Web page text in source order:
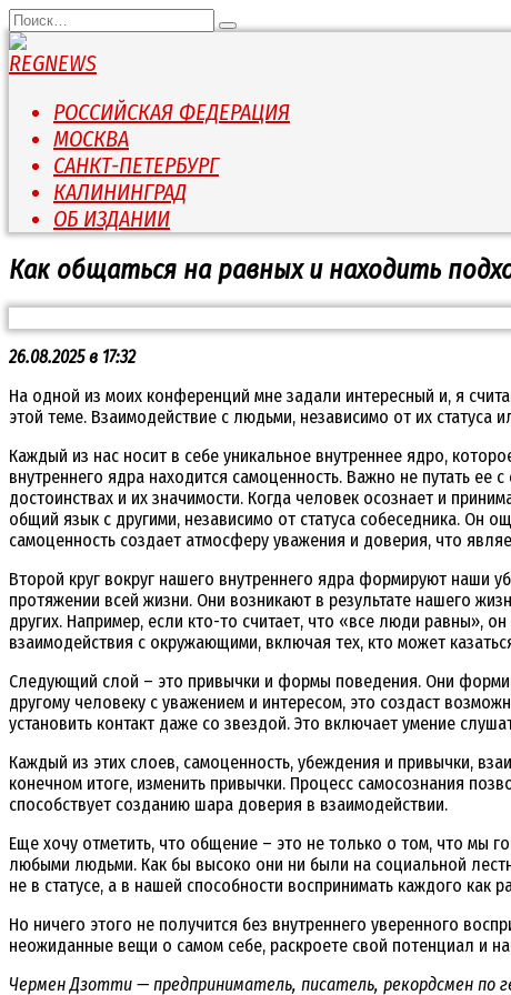
Перейти
к
содержанию
Search
for:
РОССИЙСКАЯ ФЕДЕРАЦИЯ
МОСКВА
САНКТ-ПЕТЕРБУРГ
КАЛИНИНГРАД
ОБ ИЗДАНИИ
Как общаться на равных и находить
26.08.2025 в 17:32
На одной из моих конференций мне задали интересный и, я
этой теме. Взаимодействие с людьми, независимо от их
Каждый из нас носит в себе уникальное внутреннее ядро,
внутреннего ядра находится самоценность. Важно не путать
достоинствах и их значимости. Когда человек осознает и
общий язык с другими, независимо от статуса собеседника.
самоценность создает атмосферу уважения и доверия, что
Второй круг вокруг нашего внутреннего ядра формируют наши
протяжении всей жизни. Они возникают в результате нашего
других. Например, если кто-то считает, что «все люди равны»,
взаимодействия с окружающими, включая тех, кто может
Следующий слой – это привычки и формы поведения. Они
другому человеку с уважением и интересом, это создаст
установить контакт даже со звездой. Это включает умение
Каждый из этих слоев, самоценность, убеждения и привычки,
конечном итоге, изменить привычки. Процесс самосознания
способствует созданию шара доверия в взаимодействии.
Еще хочу отметить, что общение – это не только о том, что мы
любыми людьми. Как бы высоко они ни были на социальной
не в статусе, а в нашей способности воспринимать каждого
Но ничего этого не получится без внутреннего уверенного
неожиданные вещи о самом себе, раскроете свой потенциал и
Чермен Дзотти — предприниматель, писатель, рекордсмен по